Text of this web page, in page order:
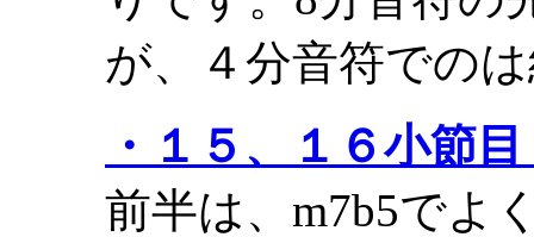
が、４分音符での
・１５、１６小節
前半は、m7b5でよ